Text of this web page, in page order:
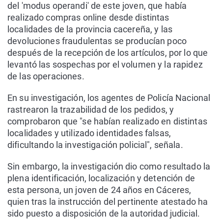
del 'modus operandi' de este joven, que había
realizado compras online desde distintas
localidades de la provincia cacereña, y las
devoluciones fraudulentas se producían poco
después de la recepción de los artículos, por lo que
levantó las sospechas por el volumen y la rapidez
de las operaciones.
En su investigación, los agentes de Policía Nacional
rastrearon la trazabilidad de los pedidos, y
comprobaron que "se habían realizado en distintas
localidades y utilizado identidades falsas,
dificultando la investigación policial", señala.
Sin embargo, la investigación dio como resultado la
plena identificación, localización y detención de
esta persona, un joven de 24 años en Cáceres,
quien tras la instrucción del pertinente atestado ha
sido puesto a disposición de la autoridad judicial.